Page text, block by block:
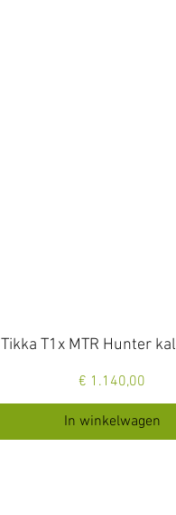
Snel overzicht
Tikka T1x MTR Hunter
Prijs
€ 1.140,00
In winkelwagen